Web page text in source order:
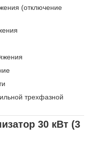
(отключение
трехфазной
30 кВт (3